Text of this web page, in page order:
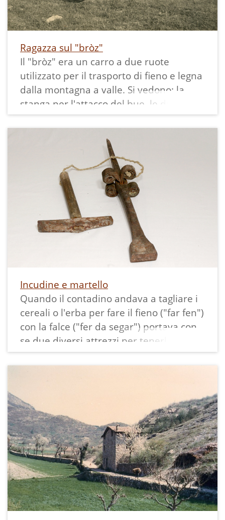
Ragazza sul "bròz"
Il "bròz" era un carro a due ruote
utilizzato per il trasporto di fieno e legna
dalla montagna a valle. Si vedono: la
stanga per l'attacco del bue, le due ruote
con la struttura alla quale si attaccavano
i "palanchi" sui quali si sistemava il
prodotto da trasportare e che,
appoggiando a terra frenavano lungo la
Il Gazza al tempo era caratterizzato dalla
Incudine e martello
Quando il contadino andava a tagliare i
cereali o l'erba per fare il fieno ("far fen")
con la falce ("fer da segar") portava con
se due diversi attrezzi per tenerla
affilata: il corno con la cote, che usava
frequentemente, e l'incudine con il
lavoro.
In questo caso si sedeva, piantava per
terra il supporto di ferro (incudine), vi
appoggiava sopra la lama della falce e
pazientemente la batteva con il martello
spostandola lentamente in modo che
tornasse ad essere ben affilata. Questa
operazione era chiamata "bàter el fèr" o
"farghe el fil al fèr"